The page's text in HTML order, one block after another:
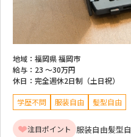
地域： 福岡県 福岡市
給与： 23 ～30万円
休日： 完全週休2日制（土日祝）
学歴不問 服装自由 髪型自由
注目ポイント 服装自由髪型